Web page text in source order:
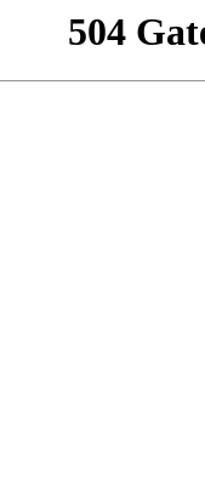
504